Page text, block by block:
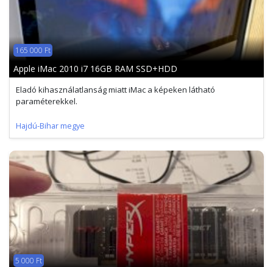
165 000 Ft
Apple iMac 2010 i7 16GB RAM SSD+HDD
Eladó kihasználatlanság miatt iMac a képeken látható
paraméterekkel.
Hajdú-Bihar megye
5 000 Ft